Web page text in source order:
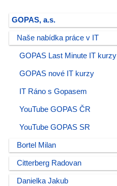
GOPAS, a.s.
Naše nabídka práce v IT
GOPAS Last Minute IT kurzy
GOPAS nové IT kurzy
IT Ráno s Gopasem
YouTube GOPAS ČR
YouTube GOPAS SR
Bortel Milan
Citterberg Radovan
Danielka Jakub